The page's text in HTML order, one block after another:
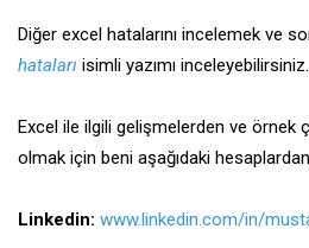
Diğer excel hatalarını incelemek ve
hataları isimli yazımı inceleyebilirsiniz.
Excel ile ilgili gelişmelerden ve örnek
olmak için beni aşağıdaki
Linkedin: www.linkedin.com/in/